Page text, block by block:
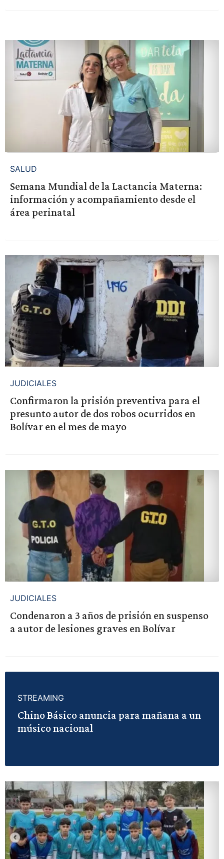
SALUD
Semana Mundial de la Lactancia Materna:
información y acompañamiento desde el
área perinatal
JUDICIALES
Confirmaron la prisión preventiva para el
presunto autor de dos robos ocurridos en
Bolívar en el mes de mayo
JUDICIALES
Condenaron a 3 años de prisión en suspenso
a autor de lesiones graves en Bolívar
STREAMING
Chino Básico anuncia para mañana a un
músico nacional